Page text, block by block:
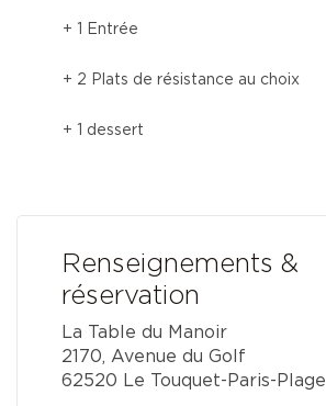
+ 1 Entrée
+ 2 Plats de résistance au choix
+ 1 dessert
Renseignements &
réservation
La Table du Manoir
2170, Avenue du Golf
62520 Le Touquet-Paris-Plage